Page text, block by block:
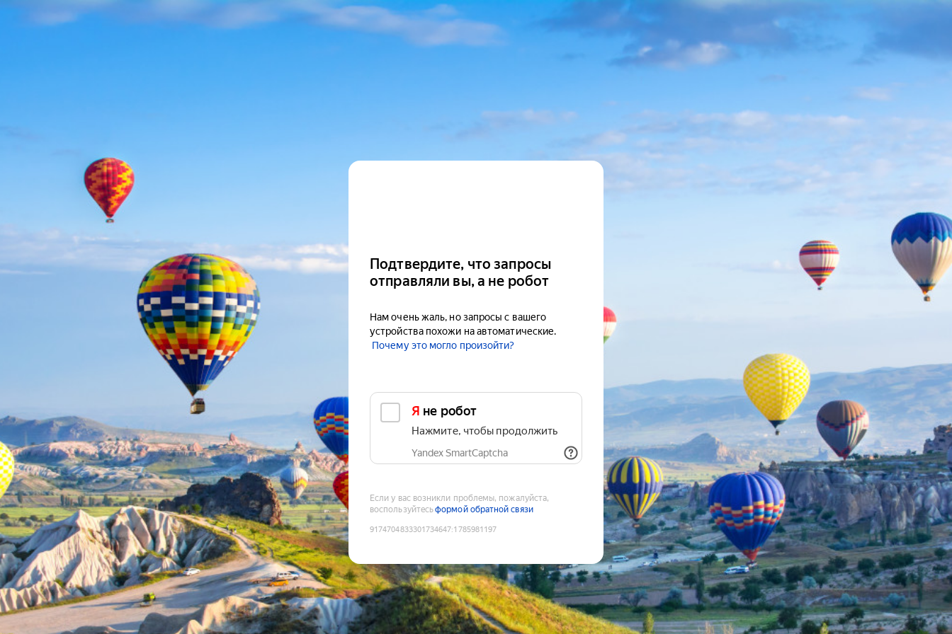
Подтвердите, что запросы
отправляли вы, а не робот
Нам очень жаль, но запросы с вашего
устройства похожи на автоматические.
Почему это могло произойти?
Я не робот
Нажмите, чтобы продолжить
Yandex SmartCaptcha
Если у вас возникли проблемы, пожалуйста,
воспользуйтесьформой обратной связи
9174704833301734647:1785981197